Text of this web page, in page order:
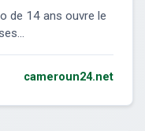
de 14 ans ouvre le
cameroun24.net